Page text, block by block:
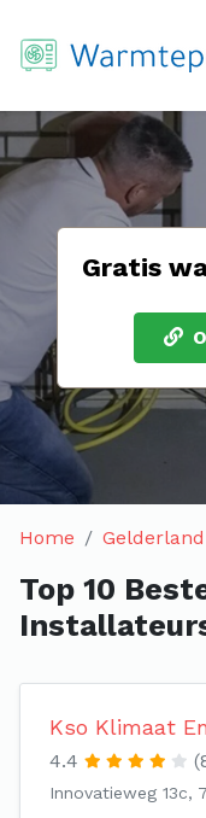
Gratis
Home Gelderland
Top 10
Kso Klimaat
4.4
Innovatieweg 13c,